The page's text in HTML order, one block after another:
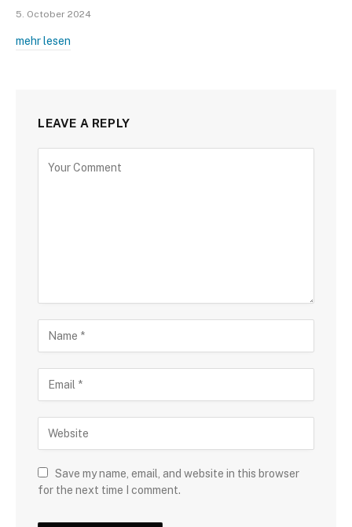
5. October 2024
mehr lesen
LEAVE A REPLY
Save my name, email, and website in this browser
for the next time I comment.